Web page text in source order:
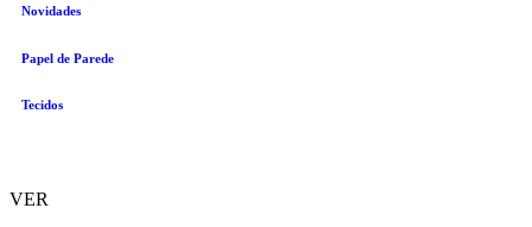
Novidades
Papel de Parede
Tecidos
VER